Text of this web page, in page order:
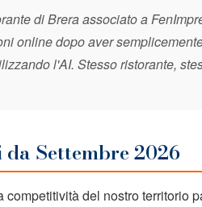
di Brera associato a
online dopo aver
l'AI. Stesso ristorante,
Settembre 2026
del nostro territorio